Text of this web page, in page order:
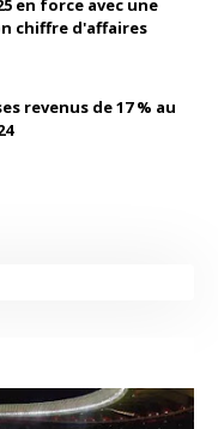
en force avec une
chiffre d'affaires
revenus de 17 % au